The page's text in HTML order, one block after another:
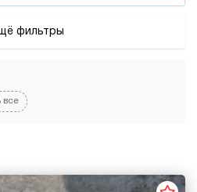
фильтры
все